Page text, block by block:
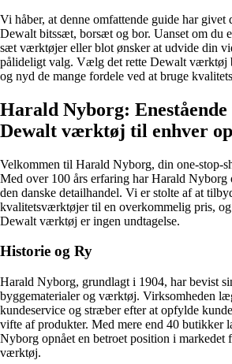
Vi håber, at denne omfattende guide har givet
Dewalt bitssæt, borsæt og bor. Uanset om du
sæt værktøjer eller blot ønsker at udvide din
pålideligt valg. Vælg det rette Dewalt værktøj
og nyd de mange fordele ved at bruge
Harald Nyborg:
Dewalt værktøj til enhver
Velkommen til Harald Nyborg, din one-stop-
Med over 100 års erfaring har Harald Nyborg
den danske detailhandel. Vi er stolte af at
kvalitetsværktøjer til en overkommelig pris,
Dewalt værktøj er ingen undtagelse.
Historie og Ry
Harald Nyborg, grundlagt i 1904, har bevist
byggematerialer og værktøj. Virksomheden
kundeservice og stræber efter at opfylde
vifte af produkter. Med mere end 40 butikker
Nyborg opnået en betroet position i markedet
værktøj.